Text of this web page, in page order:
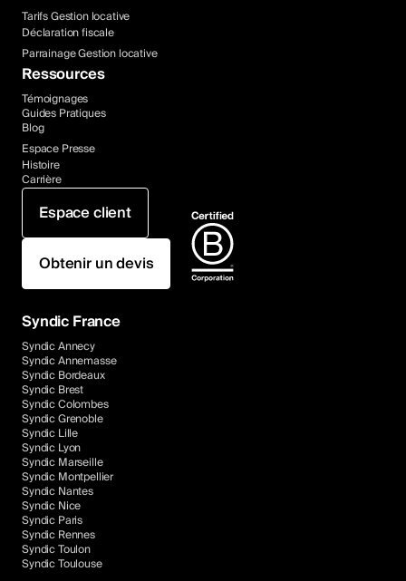
Tarifs Gestion locative
Déclaration fiscale
Parrainage Gestion locative
Ressources
Témoignages
Guides Pratiques
Blog
Espace Presse
Histoire
Carrière
Espace client
Obtenir un devis
Syndic France
Syndic Annecy
Syndic Annemasse
Syndic Bordeaux
Syndic Brest
Syndic Colombes
Syndic Grenoble
Syndic Lille
Syndic Lyon
Syndic Marseille
Syndic Montpellier
Syndic Nantes
Syndic Nice
Syndic Paris
Syndic Rennes
Syndic Toulon
Syndic Toulouse